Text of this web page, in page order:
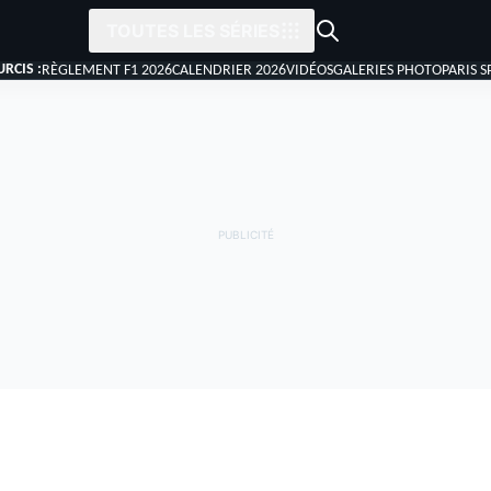
:RÈGLEMENT F1 2026CALENDRIER 2026VIDÉOSGALERIES PHOTOPARIS